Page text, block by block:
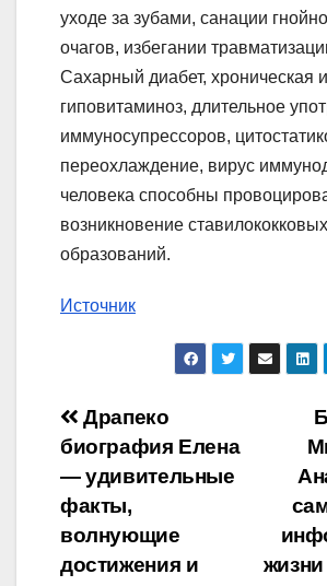
уходе за зубами, санации
очагов, избегании
Сахарный диабет, хроническая
гиповитаминоз, длительное
иммуносупрессоров,
переохлаждение, вирус
человека способны
возникновение ставилококковых
образований.
Источник
Навигация
по
записям
Драпеко
биография Елена
— удивительные
факты,
волнующие
достижения и